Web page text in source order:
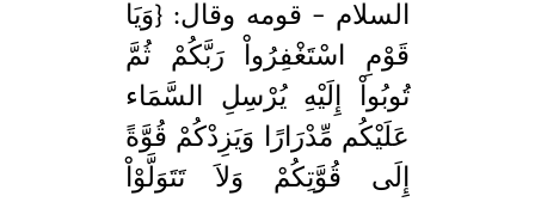
السلام – قومه وقال: {وَيَا
قَوْمِ اسْتَغْفِرُواْ رَبَّكُمْ ثُمَّ
تُوبُواْ إِلَيْهِ يُرْسِلِ السَّمَاء
عَلَيْكُم مِّدْرَارًا وَيَزِدْكُمْ قُوَّةً
إِلَى قُوَّتِكُمْ وَلاَ تَتَوَلَّوْاْ